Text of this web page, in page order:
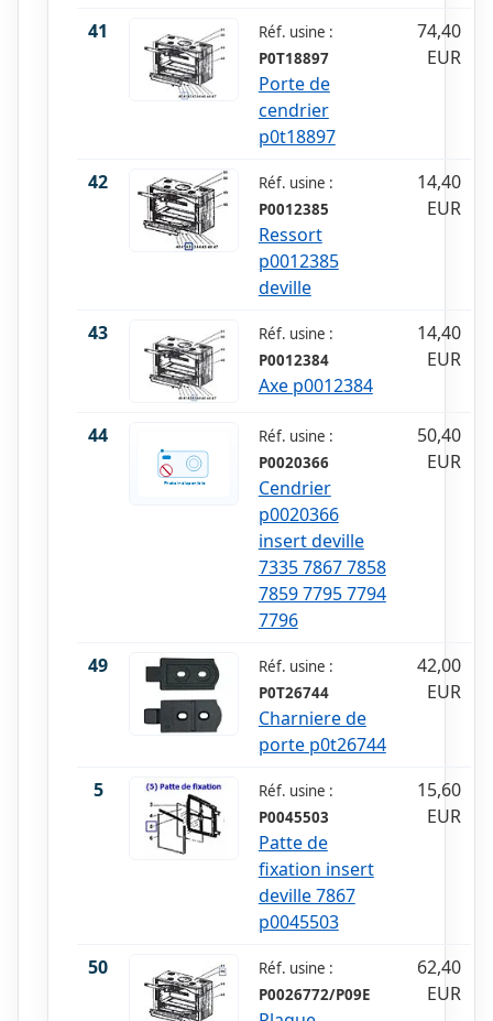
41
Réf. usine :
P0T18897
Porte de
cendrier
p0t18897
74,40
EUR
42
Réf. usine :
P0012385
Ressort
p0012385
deville
14,40
EUR
43
Réf. usine :
P0012384
Axe p0012384
14,40
EUR
44
Réf. usine :
P0020366
Cendrier
p0020366
insert deville
7335 7867 7858
7859 7795 7794
7796
50,40
EUR
49
Réf. usine :
P0T26744
Charniere de
porte p0t26744
42,00
EUR
5
Réf. usine :
P0045503
Patte de
fixation insert
deville 7867
p0045503
15,60
EUR
50
Réf. usine :
P0026772/P09E
62,40
EUR